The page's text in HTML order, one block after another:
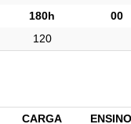
180h
00
120
CARGA